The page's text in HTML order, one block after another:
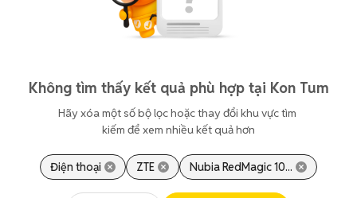
Không tìm thấy kết quả phù hợp tại Kon Tum
Hãy xóa một số bộ lọc hoặc thay đổi khu vực tìm
kiếm để xem nhiều kết quả hơn
Điện thoại ZTE Nubia RedMagic 10...